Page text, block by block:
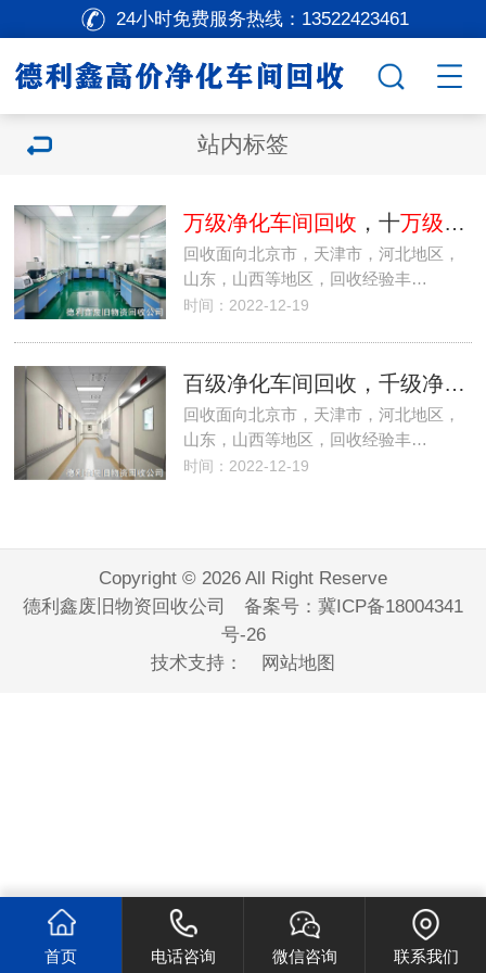
24小时免费服务热线： 13522423461
站内标签
万级净化车间回收 ，十万级净化车间回收
回收面向北京市，天津市，河北地区，
山东，山西等地区，回收经验丰…
时间：2022-12-19
百级净化车间回收，千级净化车间回收，
回收面向北京市，天津市，河北地区，
山东，山西等地区，回收经验丰…
时间：2022-12-19
Copyright © 2026 All Right Reserve
德利鑫废旧物资回收公司 备案号： 冀ICP备18004341
号-26
技术支持：
网站地图
首页 电话咨询 微信咨询 联系我们